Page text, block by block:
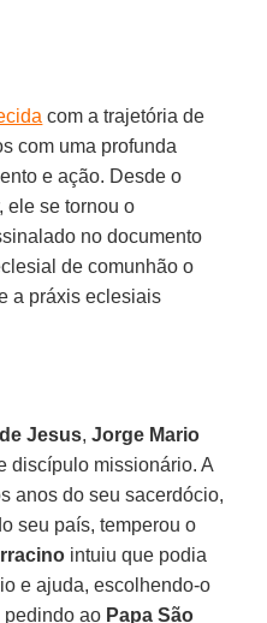
com a trajetória de
com uma profunda
e ação. Desde o
ele se tornou o
no documento
de comunhão o
a práxis eclesiais
Jesus,Jorge Mario
discípulo missionário. A
anos do seu sacerdócio,
seu país, temperou o
intuiu que podia
e ajuda, escolhendo-o
pedindo ao Papa São